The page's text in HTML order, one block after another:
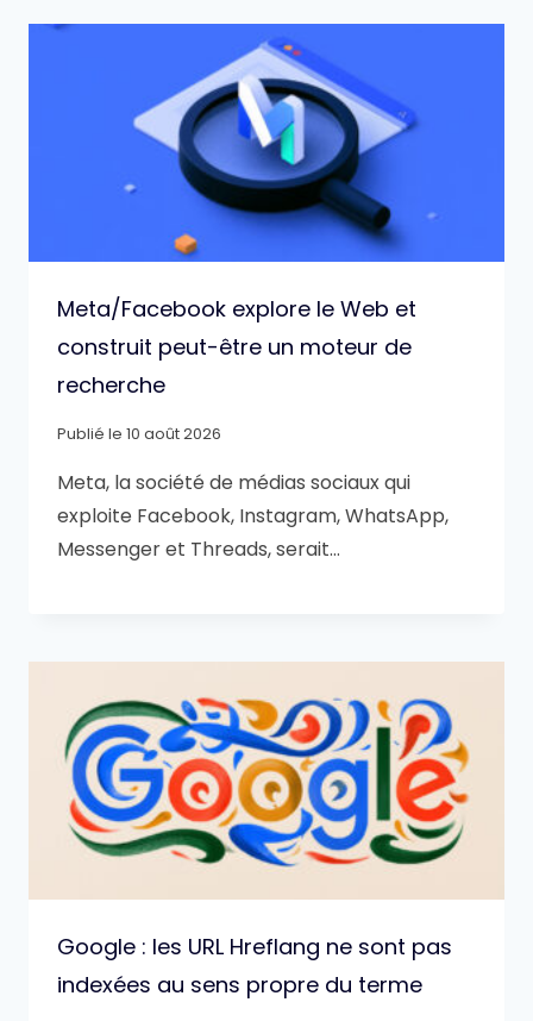
Meta/Facebook explore le Web et
construit peut-être un moteur de
recherche
Publié le 10 août 2026
Meta, la société de médias sociaux qui
exploite Facebook, Instagram, WhatsApp,
Messenger et Threads, serait…
Google : les URL Hreflang ne sont pas
indexées au sens propre du terme